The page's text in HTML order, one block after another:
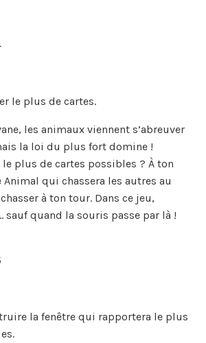
le plus de cartes.
les animaux viennent s’abreuver
la loi du plus fort domine !
plus de cartes possibles ? À ton
qui chassera les autres au
à ton tour. Dans ce jeu,
sauf quand la souris passe par là !
la fenêtre qui rapportera le plus